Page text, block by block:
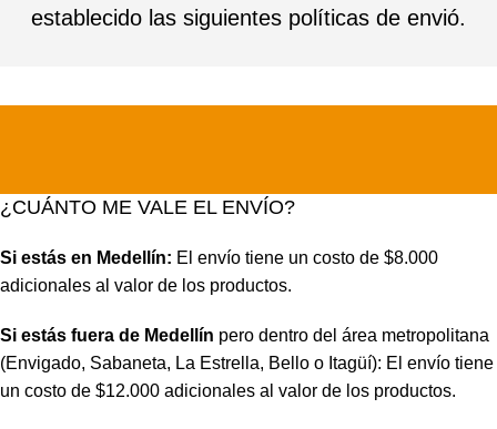
establecido las siguientes políticas de envió.
¿CUÁNTO ME VALE EL ENVÍO?
Si estás en Medellín: El envío tiene un costo de $8.000
adicionales al valor de los productos.
Si estás fuera de Medellín pero dentro del área metropolitana
(Envigado, Sabaneta, La Estrella, Bello o Itagüí): El envío tiene
un costo de $12.000 adicionales al valor de los productos.